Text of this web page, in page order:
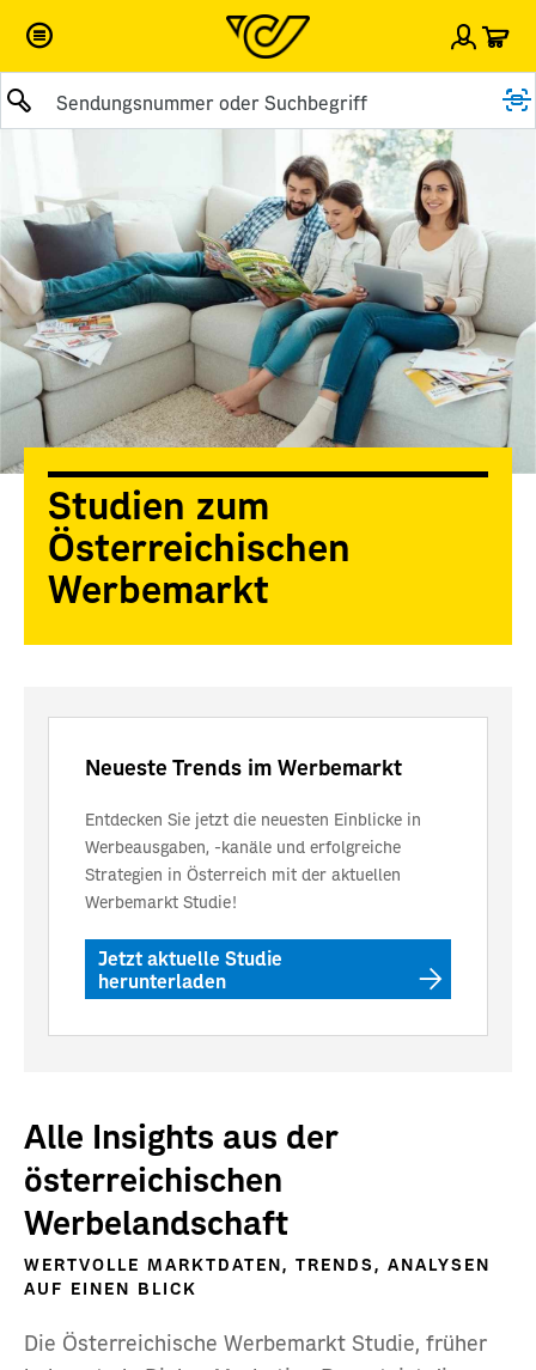
Suche abschicken
Studien zum
Österreichischen
Werbemarkt
Neueste Trends im Werbemarkt
Entdecken Sie jetzt die neuesten Einblicke in
Werbeausgaben, -kanäle und erfolgreiche
Strategien in Österreich mit der aktuellen
Werbemarkt Studie!
Jetzt aktuelle Studie
herunterladen
Alle Insights aus der
österreichischen
Werbelandschaft
WERTVOLLE MARKTDATEN, TRENDS, ANALYSEN
AUF EINEN BLICK
Die Österreichische Werbemarkt Studie, früher